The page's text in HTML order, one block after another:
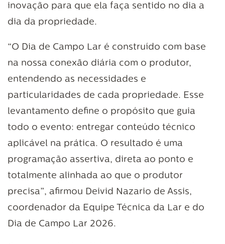
inovação para que ela faça sentido no dia a
dia da propriedade.
“O Dia de Campo Lar é construído com base
na nossa conexão diária com o produtor,
entendendo as necessidades e
particularidades de cada propriedade. Esse
levantamento define o propósito que guia
todo o evento: entregar conteúdo técnico
aplicável na prática. O resultado é uma
programação assertiva, direta ao ponto e
totalmente alinhada ao que o produtor
precisa”, afirmou Deivid Nazario de Assis,
coordenador da Equipe Técnica da Lar e do
Dia de Campo Lar 2026.